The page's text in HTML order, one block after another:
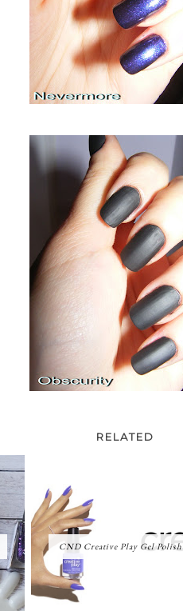
RELATED
CND Creative Play Gel Polish